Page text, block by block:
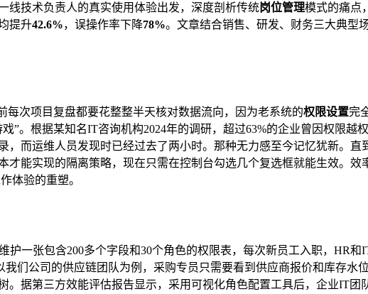
线技术负责人的真实使用体验出发，深度剖析传统岗位管理模式的痛点
提升42.6%，误操作率下降78%。文章结合销售、研发、财务三大典型
次项目复盘都要花整整半天核对数据流向，因为老系统的权限设置完
”。根据某知名IT咨询机构2024年的调研，超过63%的企业曾因权限越
而运维人员发现时已经过去了两小时。那种无力感至今记忆犹新。直
能实现的隔离策略，现在只需在控制台勾选几个复选框就能生效。效
体验的重塑。
一张包含200多个字段和30个角色的权限表，每次新员工入职，HR
我们公司的供应链团队为例，采购专员只需要看到供应商报价和库存水
据第三方效能评估报告显示，采用可视化角色配置工具后，企业IT团